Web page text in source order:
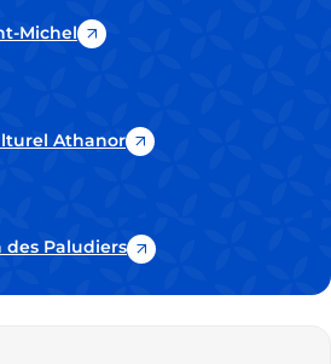
Michel(ouvre
onglet)
Athanor(ouvre
onglet)
des Paludiers(ouvre